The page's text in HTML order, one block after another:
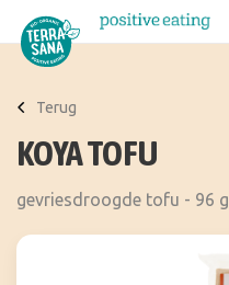
Over ons
Stories
FAQ
Terug
KOYA TOFU
gevriesdroogde tofu - 96 g